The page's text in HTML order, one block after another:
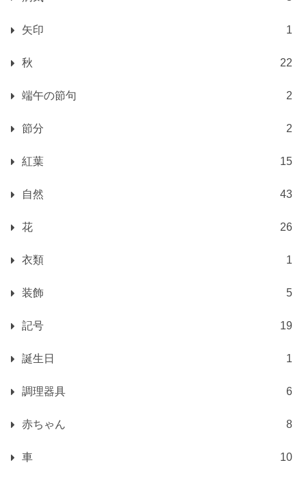
矢印 1
秋 22
端午の節句 2
節分 2
紅葉 15
自然 43
花 26
衣類 1
装飾 5
記号 19
誕生日 1
調理器具 6
赤ちゃん 8
車 10